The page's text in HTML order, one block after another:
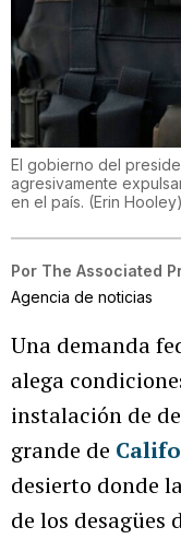
El gobierno del
agresivamente
en el país. (Erin Hooley)
Por The Associated
Agencia de noticias
Una demanda
alega
instalación de
grande de
desierto donde
de los desagües